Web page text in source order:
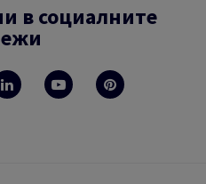
в социалните